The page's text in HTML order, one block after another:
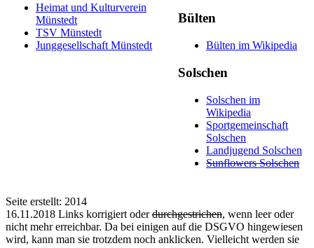
Heimat und Kulturverein
Münstedt
TSV Münstedt
Junggesellschaft Münstedt
Bülten
Bülten im Wikipedia
Solschen
Solschen im
Wikipedia
Sportgemeinschaft
Solschen
Landjugend Solschen
Sunflowers Solschen
Seite erstellt: 2014
16.11.2018 Links korrigiert oderdurchgestrichen, wenn leer oder
nicht mehr erreichbar. Da bei einigen auf die DSGVO hingewiesen
wird, kann man sie trotzdem noch anklicken. Vielleicht werden sie